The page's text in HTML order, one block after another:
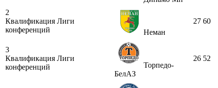
2
Квалификация Лиги
конференций
Неман
27 60
3
Квалификация Лиги
конференций
Торпедо-
БелАЗ
26 52